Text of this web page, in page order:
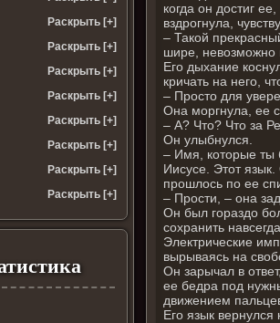
Раскрыть [+]
Раскрыть [+]
Раскрыть [+]
Раскрыть [+]
Раскрыть [+]
Раскрыть [+]
Раскрыть [+]
Раскрыть [+]
когда он достиг
вздрогнула,
– Такой
шире, невозможно
Его дыхание
кричать на него,
– Просто для
Она моргнула, ее
– А? Что? Что за
Он улыбнулся.
– Имя, которые ты
Иисусе. Этот
прошлось по ее
– Прости, – она
Он был гораздо
сохранить
Электрические
вырываясь на
Он зарычал в
ее бедра под
движением
Его язык